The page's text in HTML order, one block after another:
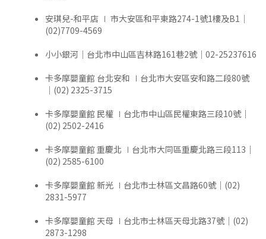
安琪兒-和平店 ∣ 市大安區和平東路274-1號1樓及B1｜
(02)7709-4569
小小銀河｜台北市中山區吉林路161巷2號｜02-25237616
卡多摩嬰童館 台北安和 ∣台北市大安區安和路二段80號
｜(02) 2325-3715
卡多摩嬰童館 民權 ∣台北市中山區民權東路三段10號｜
(02) 2502-2416
卡多摩嬰童館 重慶北 ∣台北市大同區重慶北路三段113｜
(02) 2585-6100
卡多摩嬰童館 新光 ∣台北市士林區文昌路60號｜(02)
2831-5977
卡多摩嬰童館 天母 ∣台北市士林區天母北路37號｜(02)
2873-1298